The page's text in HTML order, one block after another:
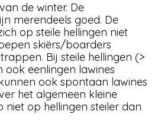
de winter. De
merendeels goed. De
op steile hellingen niet
skiërs/boarders
Bij steile hellingen (>
eenlingen lawines
ook spontaan lawines
het algemeen kleine
niet op hellingen steiler dan